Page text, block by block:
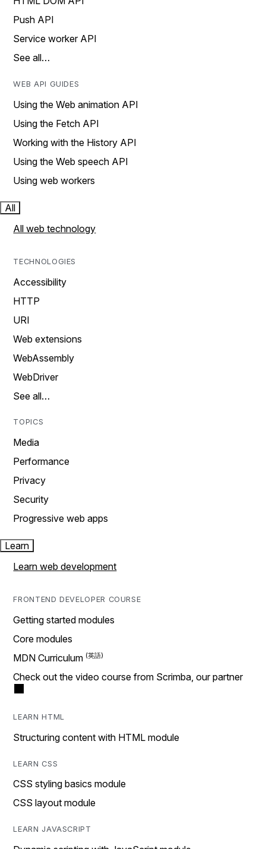
Push API
Service worker API
See all…
WEB API GUIDES
Using the Web animation API
Using the Fetch API
Working with the History API
Using the Web speech API
Using web workers
All
All web technology
TECHNOLOGIES
Accessibility
HTTP
URI
Web extensions
WebAssembly
WebDriver
See all…
TOPICS
Media
Performance
Privacy
Security
Progressive web apps
Learn
Learn web development
FRONTEND DEVELOPER COURSE
Getting started modules
Core modules
MDN Curriculum
Check out the video course from Scrimba, our partner
LEARN HTML
Structuring content with HTML module
LEARN CSS
CSS styling basics module
CSS layout module
LEARN JAVASCRIPT